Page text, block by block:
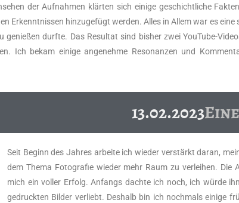
der Aufnahmen klärten sich einige geschichtliche
Erkenntnissen hinzugefügt werden. Alles in Allem war es eine
durfte. Das Resultat sind bisher zwei YouTube-
Ich bekam einige angenehme Resonanzen und
13.02.2023
Seit Beginn des Jahres arbeite ich wieder verstärkt daran,
dem Thema Fotografie wieder mehr Raum zu verleihen.
mich ein voller Erfolg. Anfangs dachte ich noch, ich würde
gedruckten Bilder verliebt. Deshalb bin ich nochmals einige